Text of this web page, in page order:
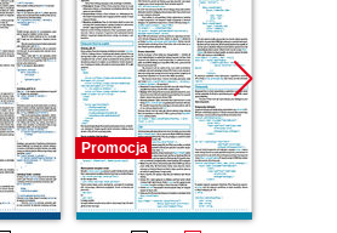
Promocja